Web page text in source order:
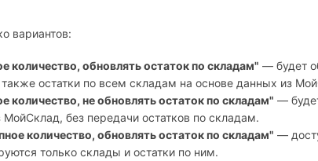
вариантов:
количество, обновлять остаток по складам" — будет
также остатки по всем складам на основе данных из
количество, не обновлять остаток по складам" —
МойСклад, без передачи остатков по складам.
количество, обновлять остаток по складам" —
только склады и остатки по ним.